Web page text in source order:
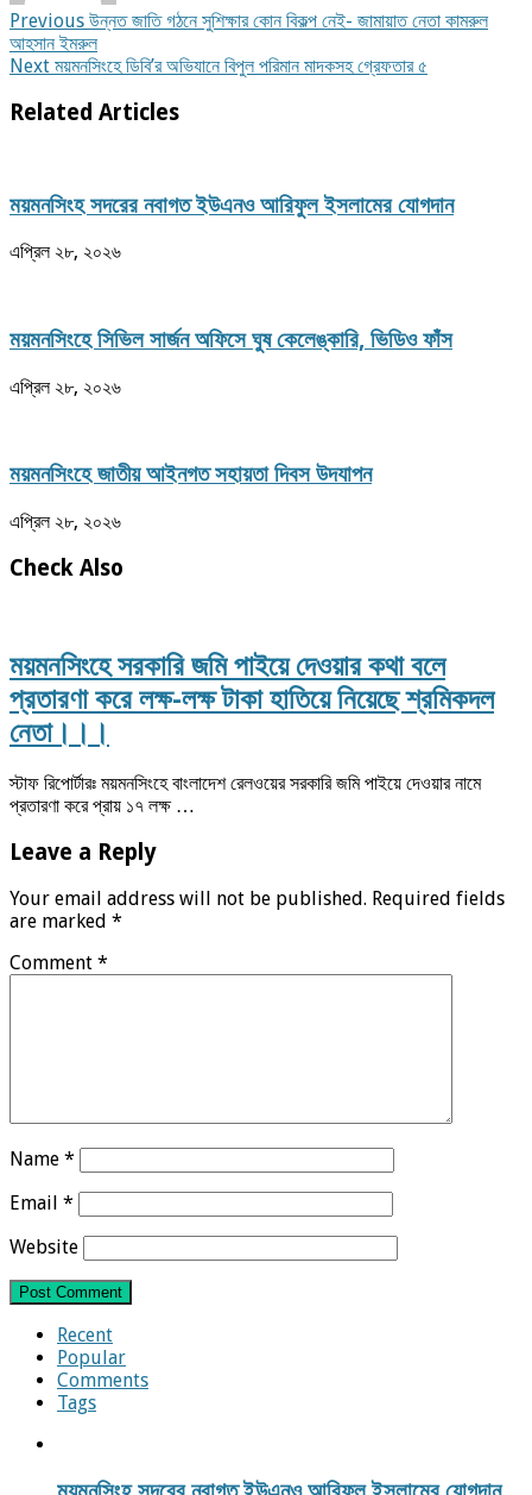
Previous উন্নত জাতি গঠনে সুশিক্ষার কোন বিকল্প নেই- জামায়াত নেতা কামরুল
আহসান ইমরুল
Next ময়মনসিংহে ডিবি’র অভিযানে বিপুল পরিমান মাদকসহ গ্রেফতার ৫
Related Articles
ময়মনসিংহ সদরের নবাগত ইউএনও আরিফুল ইসলামের যোগদান
এপ্রিল ২৮, ২০২৬
ময়মনসিংহে সিভিল সার্জন অফিসে ঘুষ কেলেঙ্কারি, ভিডিও ফাঁস
এপ্রিল ২৮, ২০২৬
ময়মনসিংহে জাতীয় আইনগত সহায়তা দিবস উদযাপন
এপ্রিল ২৮, ২০২৬
Check Also
ময়মনসিংহে সরকারি জমি পাইয়ে দেওয়ার কথা বলে
প্রতারণা করে লক্ষ-লক্ষ টাকা হাতিয়ে নিয়েছে শ্রমিকদল
নেতা।।।
স্টাফ রিপোর্টারঃ ময়মনসিংহে বাংলাদেশ রেলওয়ের সরকারি জমি পাইয়ে দেওয়ার নামে
প্রতারণা করে প্রায় ১৭ লক্ষ …
Leave a Reply
Your email address will not be published. Required fields
are marked *
Comment *
Name *
Email *
Website
Recent
Popular
Comments
Tags